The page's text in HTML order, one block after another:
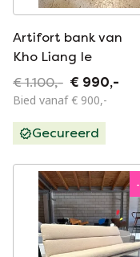
Artifort bank van
Kho Liang Ie
€ 1.100,- € 990,-
Bied vanaf € 900,-
Gecureerd
-